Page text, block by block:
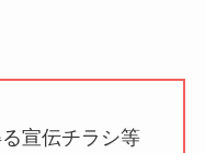
宣伝チラシ等